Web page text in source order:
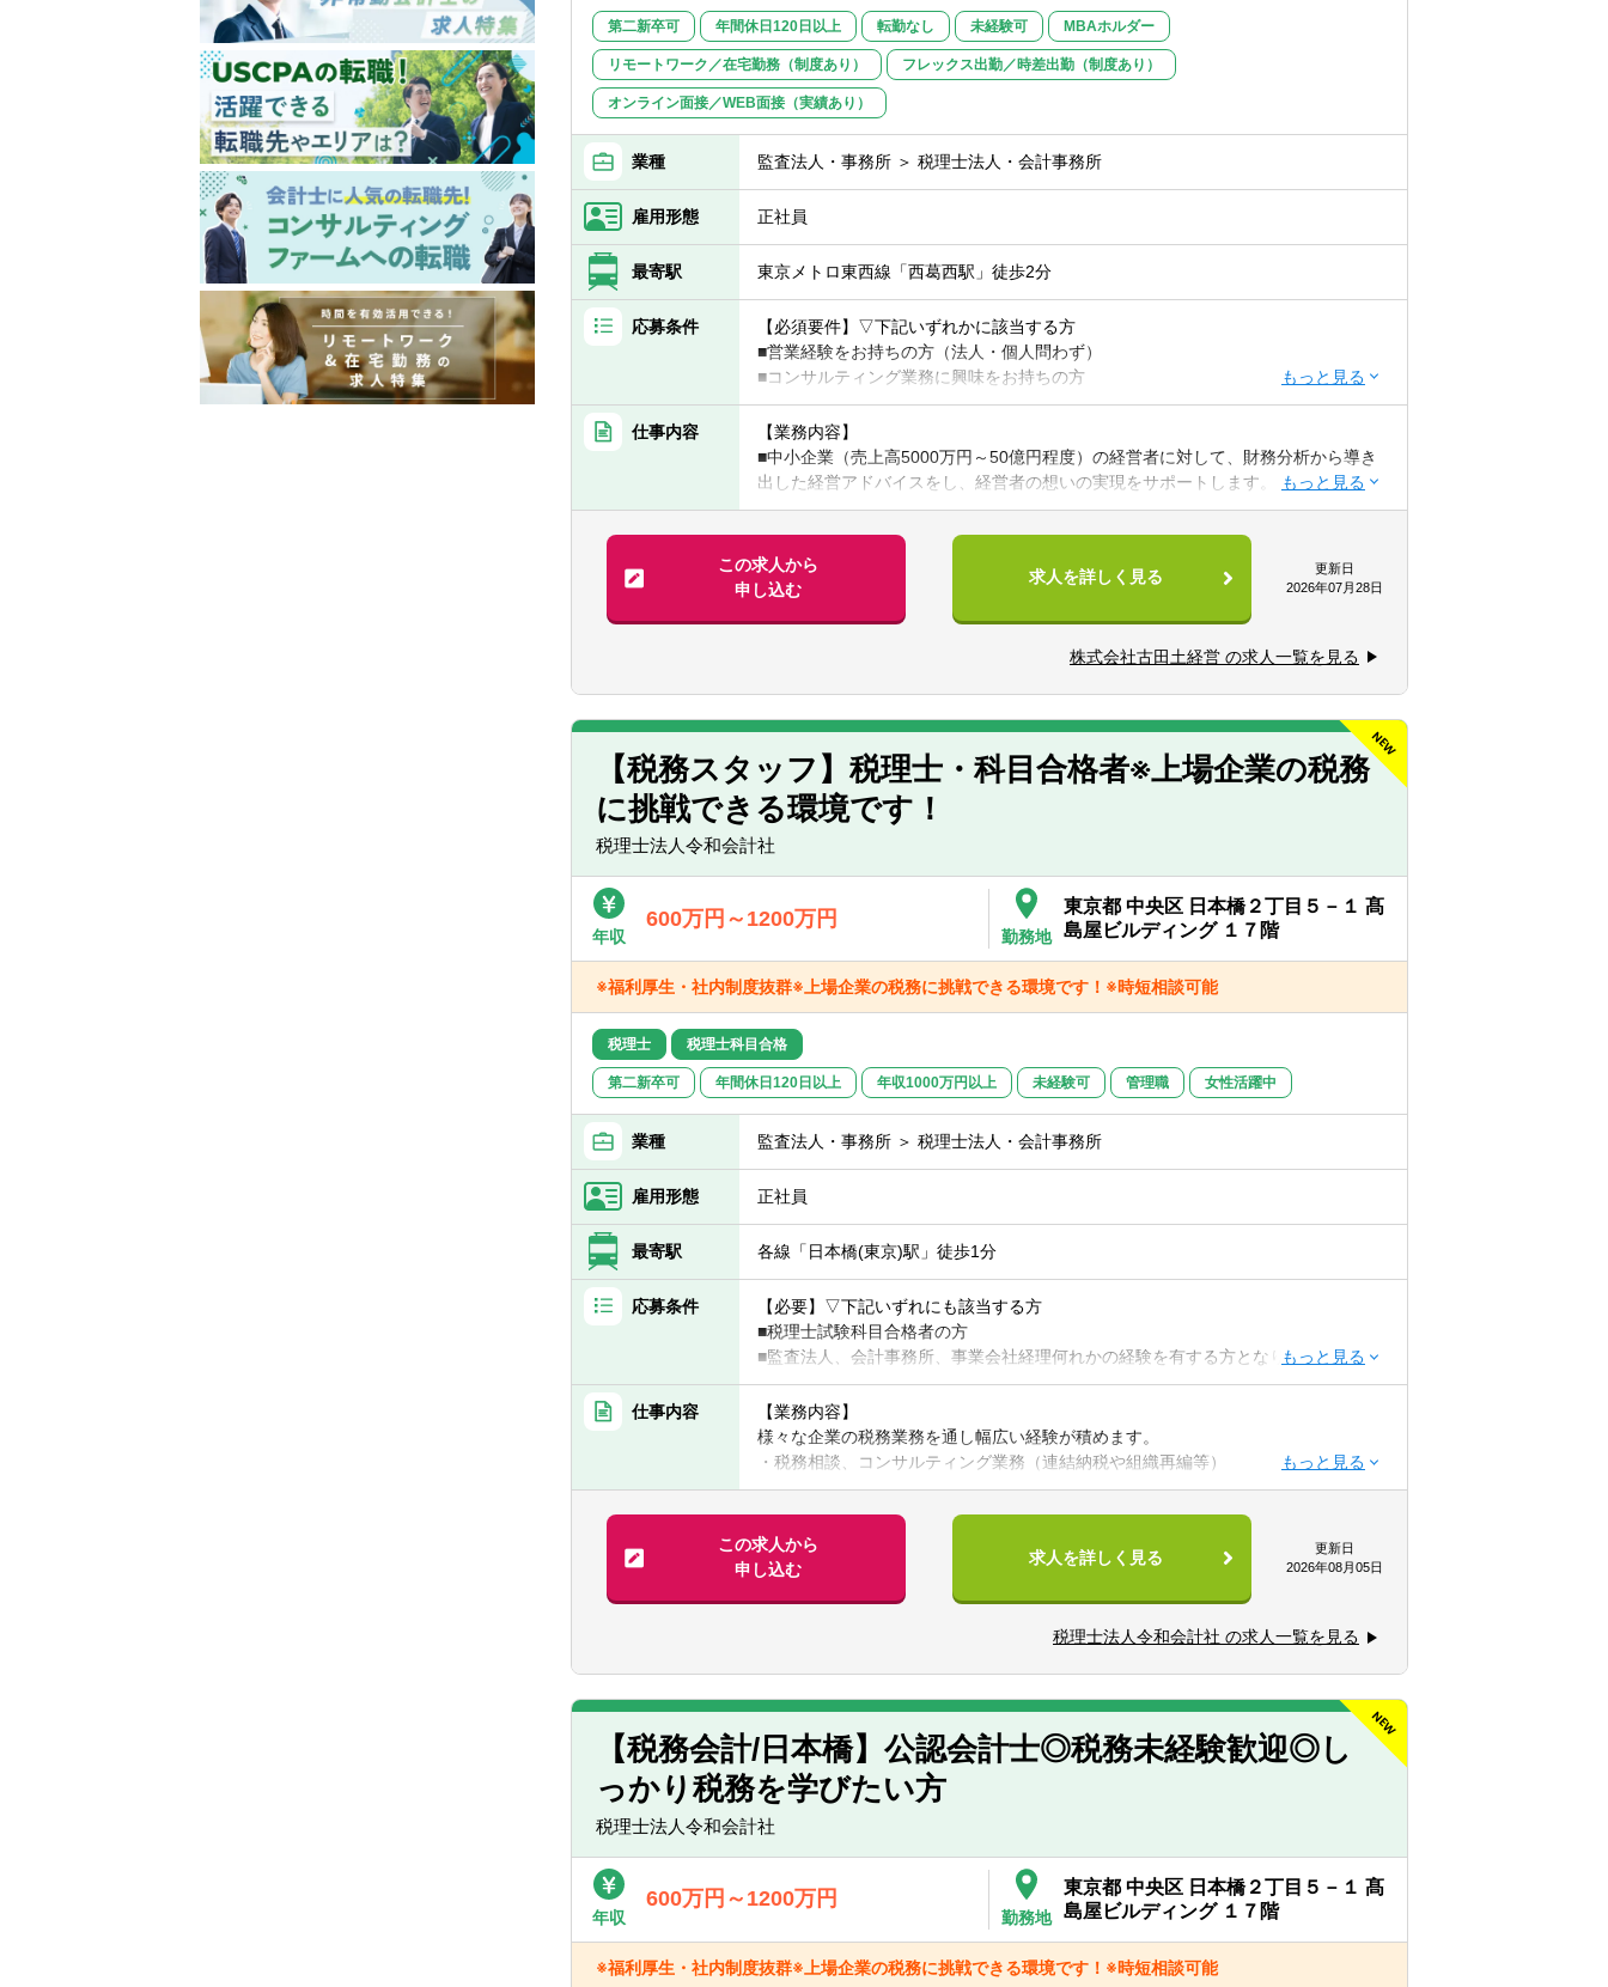
第二新卒可 年間休日120日以上 転勤なし 未経験可 MBAホルダー
リモートワーク／在宅勤務（制度あり） フレックス出勤／時差出勤（制度あり）
オンライン面接／WEB面接（実績あり）
業種 監査法人・事務所 ＞ 税理士法人・会計事務所
雇用形態 正社員
最寄駅 東京メトロ東西線「西葛西駅」徒歩2分
応募条件
【必須要件】▽下記いずれかに該当する方
■営業経験をお持ちの方（法人・個人問わず）
■コンサルティング業務に興味をお持ちの方
■中小企業経営者相手に仕事をしたことがある方
■税理士
【求める人物像】
※同社従業員の50%以上は業界未経験者です。
仕事内容
【業務内容】
■中小企業（売上高5000万円～50億円程度）の経営者に対して、財務分析から導き
出した経営アドバイスをし、経営者の想いの実現をサポートします。
■年商規模1億円～10億円以下のお客様が中心。「社員の給与や賞与を上げていきた
い」「労働環境を改善してきたい」と思っている経営者が多いのも特徴で、経営改
善が社員の働きやすさと生活力向上に直結することも多く、やりがいを感じられま
に指導をしてきます。
弊社独自の商品知識さえ覚えてしまえば、お客様から喜ばれるご提案ができる仕組
みが構築されており、未経験でも入社後半年で担当を持ち始め、早い段階から顧客
経営支援の実績を築けます。
もちろんOJTや研修もしっかり行いますのでご安心ください。「中小企業の経営支
援をしたい」という強い気持ちさえあれば、必ず成長できる環境です。
【具体的には】
■数字が苦手な社長でも理解できるようにグラフや図を多用した月次決算や経営計画
書を作成します。お客様からの紹介のみで純増出来ているため、新規契約獲得のた
めの営業活動は行いません。
【組織環境】
■コンサルティングファームのようにプロジェクト単位で動くわけではなく、
1社に対し自分1人担当になります。お客様の課題はチームで解決していきます。（1
チーム5～6名体制）
専門的な知識を要する場合は、専門の担当をアサインしますので、深いところまで
【教育体制】
ョン力を問う試験に合格した後、顧客のアサインが始まります。最初は先輩社員と
一緒に顧客を担当し、資料作成の補助や訪問同行など、OJTで実務を学びます。そ
の他、会計・保険・労務・システムなど様々なテーマの勉強会に参加したり、eラー
ニングで自習して、キャッチアップしていくことができます。未経験の方でも活躍
しており、お互いにフォローしあう社風です。
※入社1年後には、月次決算書作成を約10社、訪問を約7社ご担当いただくイメージ
です。
※5年後にはチームリーダーを目指していただきます！
【当社の特徴・出来ること】
■中小企業の経営者に対して、金融知識を活かし、専門家とも協力しながら、総合的
な経営支援をすることができます。
■会計・財務だけでなく、税務・労務・システムなどの専門知識を身につけることが
この求人から
申し込む
求人を詳しく見る
更新日
2026年07月28日
株式会社古田土経営 の求人一覧を見る
【税務スタッフ】税理士・科目合格者※上場企業の税務
に挑戦できる環境です！
税理士法人令和会計社
年収
600万円～1200万円
勤務地
東京都 中央区 日本橋２丁目５－１ 髙
島屋ビルディング １７階
※福利厚生・社内制度抜群※上場企業の税務に挑戦できる環境です！※時短相談可能
税理士 税理士科目合格
第二新卒可 年間休日120日以上 年収1000万円以上 未経験可 管理職 女性活躍中
業種 監査法人・事務所 ＞ 税理士法人・会計事務所
雇用形態 正社員
最寄駅 各線「日本橋(東京)駅」徒歩1分
応募条件
【必要】▽下記いずれにも該当する方
■税理士試験科目合格者の方
■監査法人、会計事務所、事業会社経理何れかの経験を有する方となります。
【歓迎】
■税理士資格保有者
■官報合格者
仕事内容
【業務内容】
様々な企業の税務業務を通し幅広い経験が積めます。
・税務相談、コンサルティング業務（連結納税や組織再編等）
・税務デューデリジェンス
・税金計算
・各種税務申告書作成
・年末調整、確定申告業務
この求人から
申し込む
求人を詳しく見る
更新日
2026年08月05日
税理士法人令和会計社 の求人一覧を見る
【税務会計/日本橋】公認会計士◎税務未経験歓迎◎し
っかり税務を学びたい方
税理士法人令和会計社
年収
600万円～1200万円
勤務地
東京都 中央区 日本橋２丁目５－１ 髙
島屋ビルディング １７階
※福利厚生・社内制度抜群※上場企業の税務に挑戦できる環境です！※時短相談可能